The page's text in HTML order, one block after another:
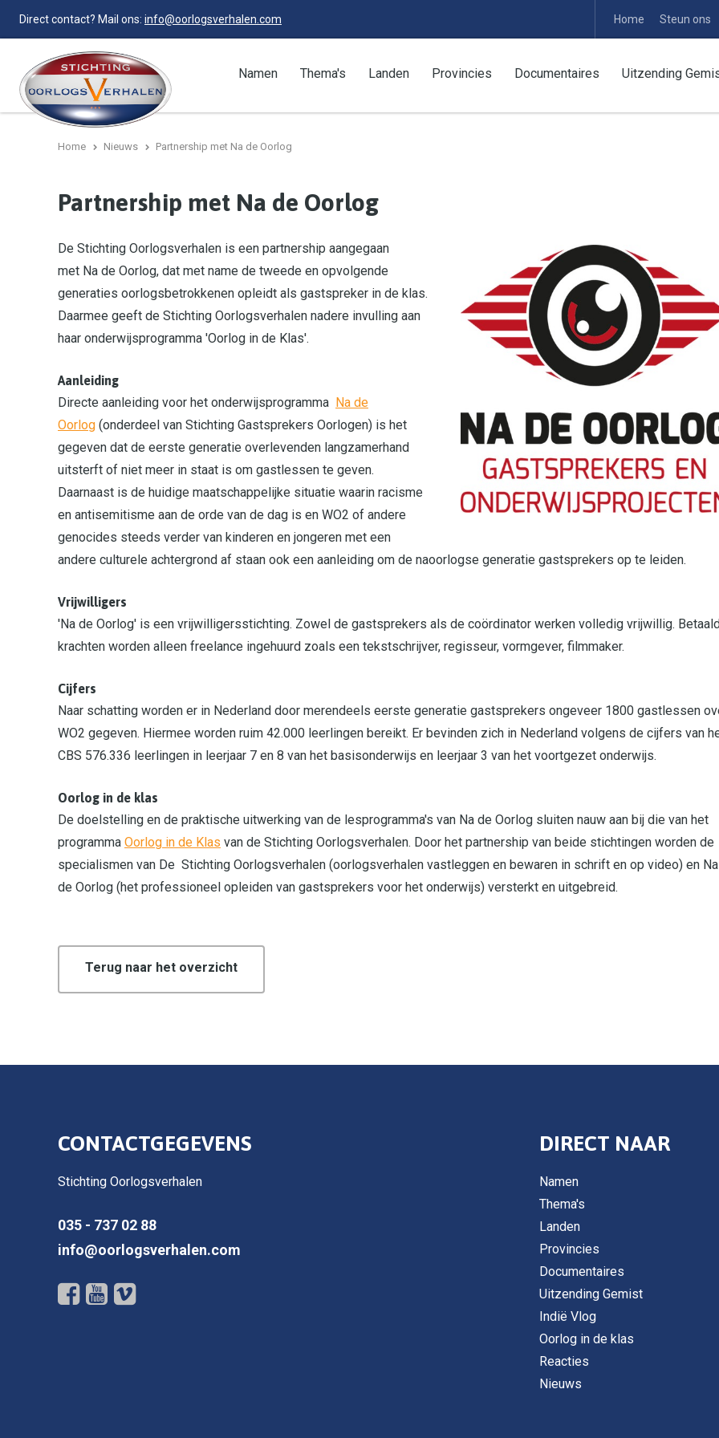
Direct contact? Mail ons: info@oorlogsverhalen.com Home Steun ons
Namen Thema's Landen Provincies Documentaires Uitzending
Home Nieuws Partnership met Na de Oorlog
Partnership met Na de Oorlog
De Stichting Oorlogsverhalen is een partnership aangegaan
met Na de Oorlog, dat met name de tweede en opvolgende
generaties oorlogsbetrokkenen opleidt als gastspreker in de klas.
Daarmee geeft de Stichting Oorlogsverhalen nadere invulling aan
haar onderwijsprogramma 'Oorlog in de Klas'.
Aanleiding
Directe aanleiding voor het onderwijsprogramma Na de
Oorlog (onderdeel van Stichting Gastsprekers Oorlogen) is het
gegeven dat de eerste generatie overlevenden langzamerhand
uitsterft of niet meer in staat is om gastlessen te geven.
Daarnaast is de huidige maatschappelijke situatie waarin racisme
en antisemitisme aan de orde van de dag is en WO2 of andere
genocides steeds verder van kinderen en jongeren met een
andere culturele achtergrond af staan ook een aanleiding om de naoorlogse generatie gastsprekers op te leiden.
Vrijwilligers
'Na de Oorlog' is een vrijwilligersstichting. Zowel de gastsprekers als de coördinator werken volledig vrijwillig.
krachten worden alleen freelance ingehuurd zoals een tekstschrijver, regisseur, vormgever, filmmaker.
Cijfers
Naar schatting worden er in Nederland door merendeels eerste generatie gastsprekers ongeveer 1800 gastlessen
WO2 gegeven. Hiermee worden ruim 42.000 leerlingen bereikt. Er bevinden zich in Nederland volgens de cijfers van
CBS 576.336 leerlingen in leerjaar 7 en 8 van het basisonderwijs en leerjaar 3 van het voortgezet onderwijs.
Oorlog in de klas
De doelstelling en de praktische uitwerking van de lesprogramma's van Na de Oorlog sluiten nauw aan bij die van het
programma Oorlog in de Klas van de Stichting Oorlogsverhalen. Door het partnership van beide stichtingen worden de
specialismen van De Stichting Oorlogsverhalen (oorlogsverhalen vastleggen en bewaren in schrift en op video) en Na
de Oorlog (het professioneel opleiden van gastsprekers voor het onderwijs) versterkt en uitgebreid.
Terug naar het overzicht
CONTACTGEGEVENS
Stichting Oorlogsverhalen
035 - 737 02 88
info@oorlogsverhalen.com
DIRECT NAAR
Namen
Thema's
Landen
Provincies
Documentaires
Uitzending Gemist
Indië Vlog
Oorlog in de klas
Reacties
Nieuws